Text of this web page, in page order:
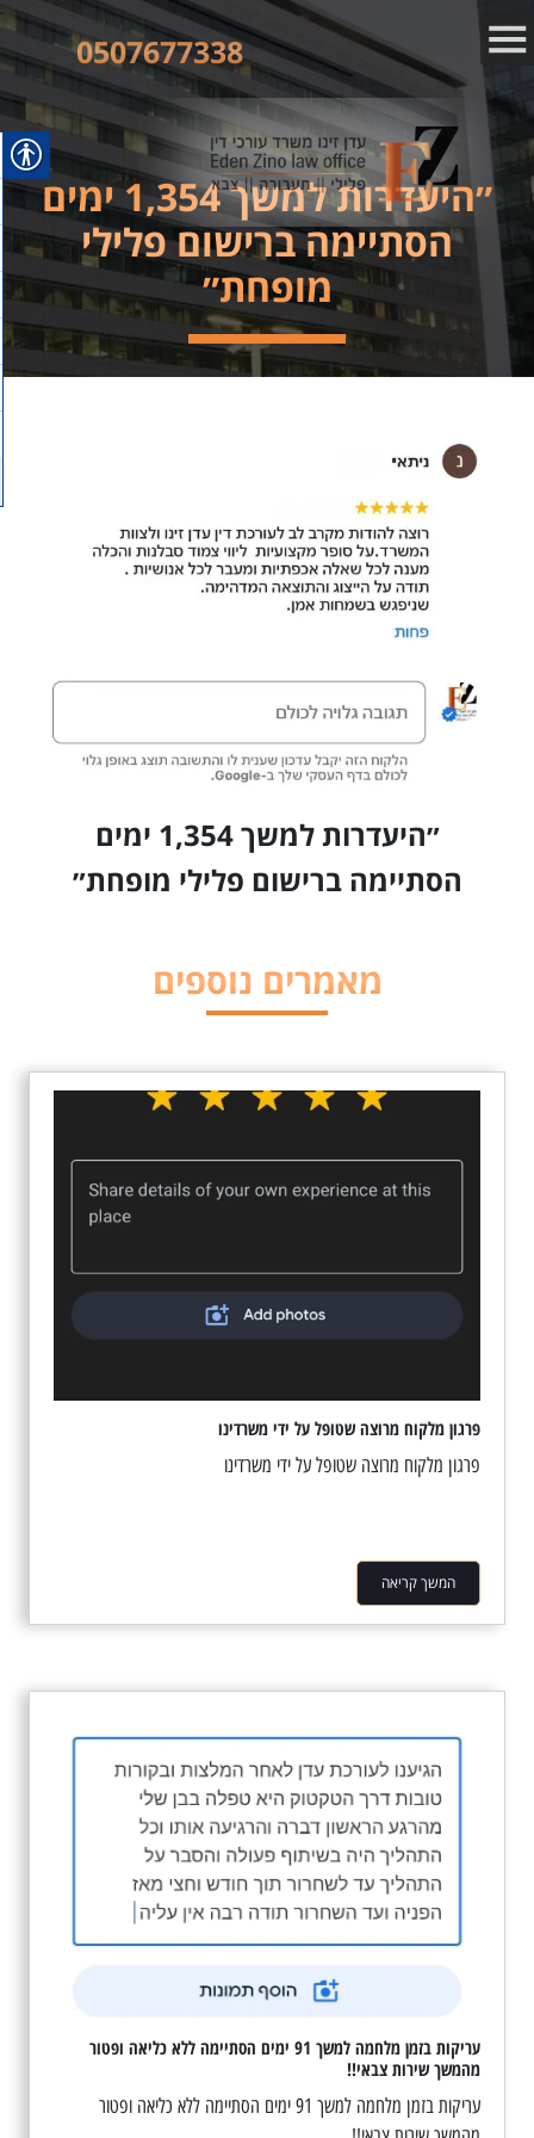
0507677338
״היעדרות למשך 1,354 ימים
הסתיימה ברישום פלילי
מופחת״
״היעדרות למשך 1,354 ימים
הסתיימה ברישום פלילי מופחת״
מאמרים נוספים
פרגון מלקוח מרוצה שטופל על ידי משרדינו
פרגון מלקוח מרוצה שטופל על ידי משרדינו
המשך קריאה
עריקות בזמן מלחמה למשך 91 ימים הסתיימה ללא כליאה ופטור
מהמשך שירות צבאי!!
עריקות בזמן מלחמה למשך 91 ימים הסתיימה ללא כליאה ופטור